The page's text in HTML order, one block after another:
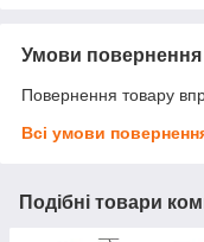
Умови повернення
Повернення товару
Всі умови
Подібні товари